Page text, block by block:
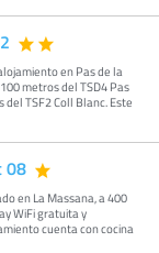
en Pas de la
metros del TSD4 Pas
del TSF2 Coll Blanc. Este
08
en La Massana, a 400
WiFi gratuita y
cuenta con cocina